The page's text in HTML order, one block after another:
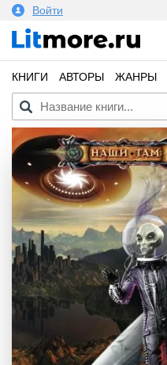
Войти
КНИГИ АВТОРЫ ЖАНРЫ